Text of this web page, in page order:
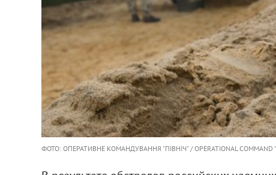
ФОТО: ОПЕРАТИВНЕ КОМАНДУВАННЯ "ПІВНІЧ" / OPERATIONAL COMMAND